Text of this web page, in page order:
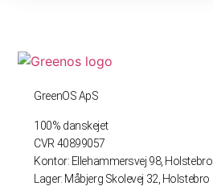
GreenOS ApS
100% danskejet
CVR 40899057
Kontor: Ellehammersvej 98, Holstebro
Lager: Måbjerg Skolevej 32, Holstebro